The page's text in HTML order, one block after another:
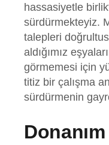
hassasiyetle
sürdürmekteyiz.
talepleri
aldığımız
görmemesi için
titiz bir çalışma
sürdürmenin